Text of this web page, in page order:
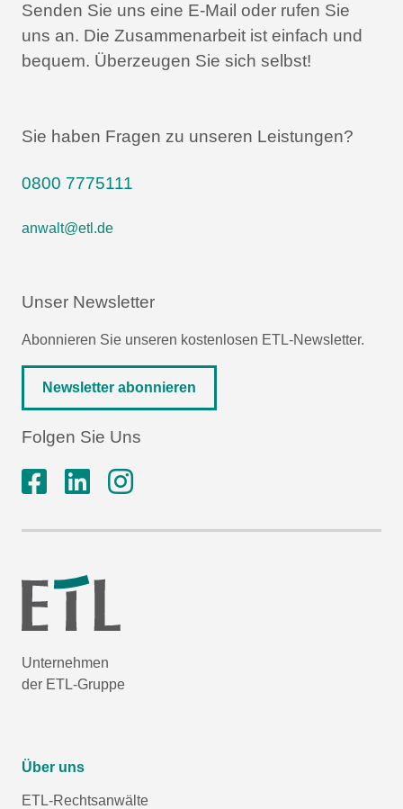
Senden Sie uns eine E-Mail oder rufen Sie
uns an. Die Zusammenarbeit ist einfach und
bequem. Überzeugen Sie sich selbst!
Sie haben Fragen zu unseren Leistungen?
0800 7775111
anwalt@etl.de
Unser Newsletter
Abonnieren Sie unseren kostenlosen ETL-Newsletter.
Newsletter abonnieren
Folgen Sie Uns
Unternehmen
der ETL-Gruppe
Über uns
ETL-Rechtsanwälte